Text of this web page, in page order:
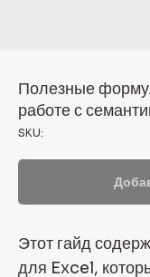
Полезные
работе с
SKU:
Этот гайд
для Excel,